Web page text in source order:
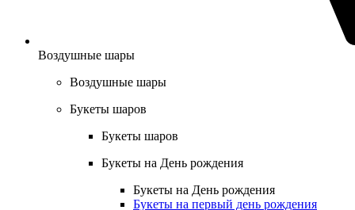
Воздушные шары
Воздушные шары
Букеты шаров
Букеты шаров
Букеты на День рождения
Букеты на День рождения
Букеты на первый день рождения